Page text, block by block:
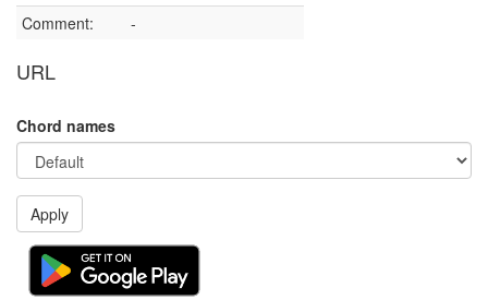
Comment:
-
URL
Chord names
Apply